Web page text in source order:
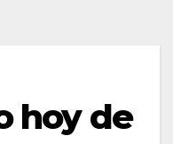
hoy de